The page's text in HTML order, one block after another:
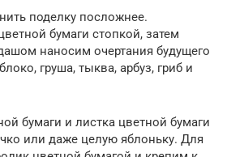
поделку посложнее.
бумаги стопкой, затем
наносим очертания будущего
груша, тыква, арбуз, гриб и
бумаги и листка цветной бумаги
или даже целую яблоньку. Для